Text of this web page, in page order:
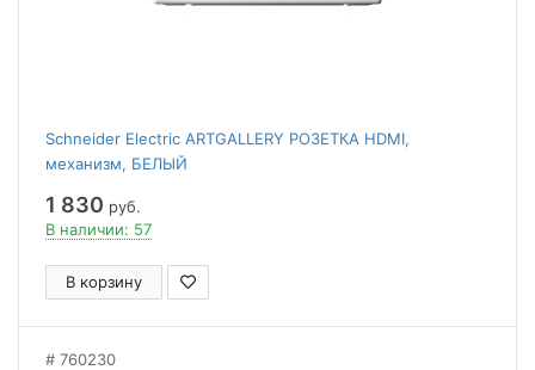
Schneider Electric ARTGALLERY РОЗЕТКА HDMI,
механизм, БЕЛЫЙ
1 830 руб.
В наличии: 57
В корзину
760230